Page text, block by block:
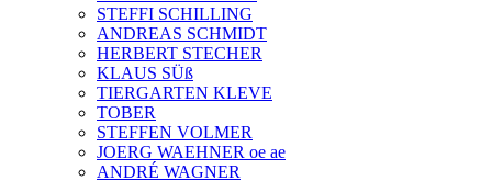
STEFFI SCHILLING
ANDREAS SCHMIDT
HERBERT STECHER
KLAUS SÜß
TIERGARTEN KLEVE
TOBER
STEFFEN VOLMER
JOERG WAEHNER oe ae
ANDRÉ WAGNER